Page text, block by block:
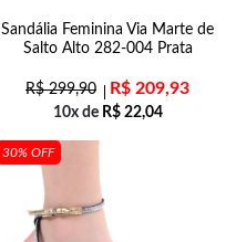
Sandália Feminina Via Marte de
Salto Alto 282-004 Prata
R$299,90 R$ 209,93
10x de R$22,04
30% OFF